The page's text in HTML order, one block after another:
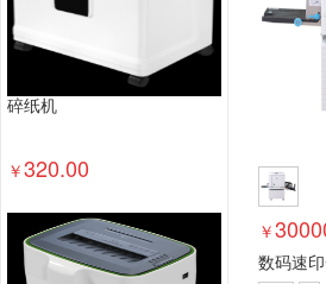
视频会议多点控制器
投影幕
普通电视设备（电视机
其他交换设
碎纸机
￥320.00
￥
数码速